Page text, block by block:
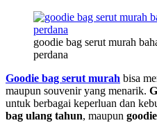
goodie bag serut murah
perdana
Goodie bag serut murah bisa
maupun souvenir yang menarik.
untuk berbagai keperluan dan
bag ulang tahun, maupun